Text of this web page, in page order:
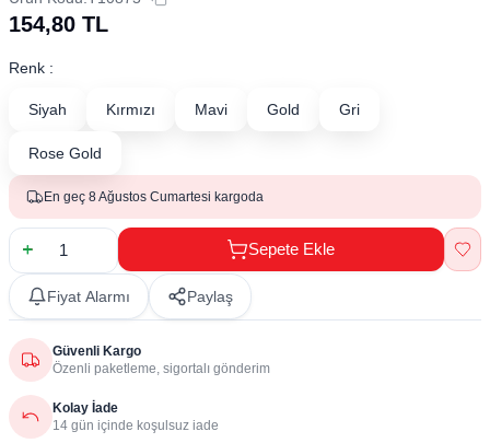
154,80 TL
Renk :
Siyah Kırmızı Mavi Gold Gri
Rose Gold
En geç 8 Ağustos Cumartesi kargoda
Sepete Ekle
Fiyat Alarmı Paylaş
Güvenli Kargo
Özenli paketleme, sigortalı gönderim
Kolay İade
14 gün içinde koşulsuz iade